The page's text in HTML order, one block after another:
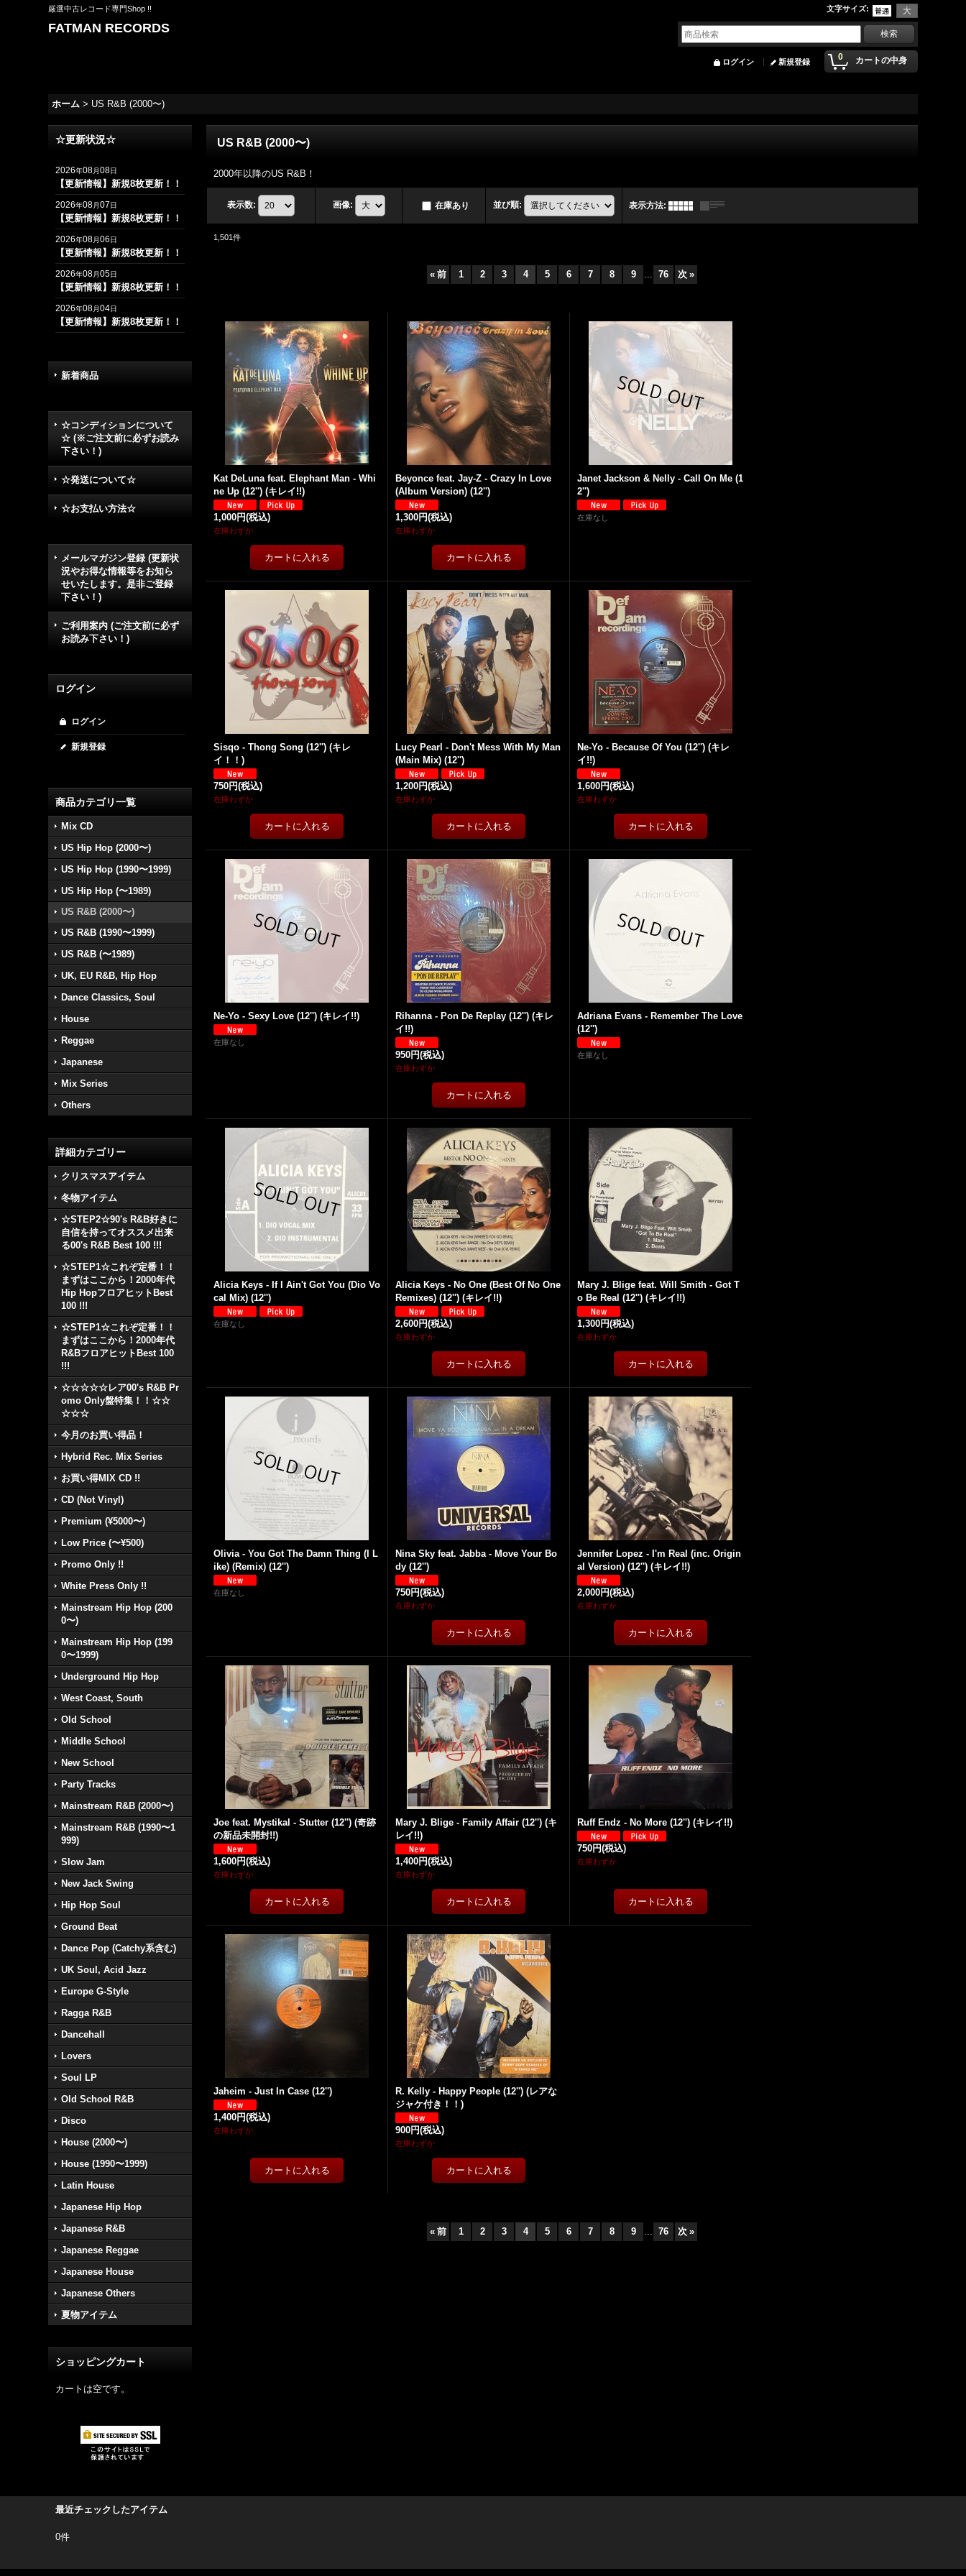
厳選中古レコード専門Shop !! 文字サイズ:
FATMAN RECORDS
0 カートの中身
ログイン 新規登録
ホーム > US R&B (2000〜)
☆更新状況☆
2026年08月08日
【更新情報】新規8枚更新！！
2026年08月07日
【更新情報】新規8枚更新！！
2026年08月06日
【更新情報】新規8枚更新！！
2026年08月05日
【更新情報】新規8枚更新！！
2026年08月04日
【更新情報】新規8枚更新！！
新着商品
☆コンディションについて
☆ (※ご注文前に必ずお読み
下さい！)
☆発送について☆
☆お支払い方法☆
メールマガジン登録 (更新状
況やお得な情報等をお知ら
せいたします。是非ご登録
下さい！)
ご利用案内 (ご注文前に必ず
お読み下さい！)
ログイン
ログイン
新規登録
商品カテゴリ一覧
Mix CD
US Hip Hop (2000〜)
US Hip Hop (1990〜1999)
US Hip Hop (〜1989)
US R&B (2000〜)
US R&B (1990〜1999)
US R&B (〜1989)
UK, EU R&B, Hip Hop
Dance Classics, Soul
House
Reggae
Japanese
Mix Series
Others
詳細カテゴリー
クリスマスアイテム
冬物アイテム
☆STEP2☆90's R&B好きに
自信を持ってオススメ出来
る00's R&B Best 100 !!!
☆STEP1☆これぞ定番！！
まずはここから！2000年代
Hip HopフロアヒットBest
100 !!!
☆STEP1☆これぞ定番！！
まずはここから！2000年代
R&BフロアヒットBest 100
!!!
☆☆☆☆☆レア00's R&B Pr
omo Only盤特集！！☆☆
☆☆☆
今月のお買い得品！
Hybrid Rec. Mix Series
お買い得MIX CD !!
CD (Not Vinyl)
Premium (¥5000〜)
Low Price (〜¥500)
Promo Only !!
White Press Only !!
Mainstream Hip Hop (200
0〜)
Mainstream Hip Hop (199
0〜1999)
Underground Hip Hop
West Coast, South
Old School
Middle School
New School
Party Tracks
Mainstream R&B (2000〜)
Mainstream R&B (1990〜1
999)
Slow Jam
New Jack Swing
Hip Hop Soul
Ground Beat
Dance Pop (Catchy系含む)
UK Soul, Acid Jazz
Europe G-Style
Ragga R&B
Dancehall
Lovers
Soul LP
Old School R&B
Disco
House (2000〜)
House (1990〜1999)
Latin House
Japanese Hip Hop
Japanese R&B
Japanese Reggae
Japanese House
Japanese Others
夏物アイテム
ショッピングカート
カートは空です。
US R&B (2000〜)
2000年以降のUS R&B！
表示数: 画像: 在庫あり 並び順: 表示方法:
1,501件
« 前 1 2 3 4 5 6 7 8 9 ... 76 次 »
Kat DeLuna feat. Elephant Man - Whi
ne Up (12'') (キレイ!!)
1,000円(税込)
在庫わずか
Beyonce feat. Jay-Z - Crazy In Love
(Album Version) (12'')
1,300円(税込)
在庫わずか
Janet Jackson & Nelly - Call On Me (1
2'')
在庫なし
Sisqo - Thong Song (12'') (キレ
イ！！)
750円(税込)
在庫わずか
Lucy Pearl - Don't Mess With My Man
(Main Mix) (12'')
1,200円(税込)
在庫わずか
Ne-Yo - Because Of You (12'') (キレ
イ!!)
1,600円(税込)
在庫わずか
Ne-Yo - Sexy Love (12'') (キレイ!!)
在庫なし
Rihanna - Pon De Replay (12'') (キレ
イ!!)
950円(税込)
在庫わずか
Adriana Evans - Remember The Love
(12'')
在庫なし
Alicia Keys - If I Ain't Got You (Dio Vo
cal Mix) (12'')
在庫なし
Alicia Keys - No One (Best Of No One
Remixes) (12'') (キレイ!!)
2,600円(税込)
在庫わずか
Mary J. Blige feat. Will Smith - Got T
o Be Real (12'') (キレイ!!)
1,300円(税込)
在庫わずか
Olivia - You Got The Damn Thing (I L
ike) (Remix) (12'')
在庫なし
Nina Sky feat. Jabba - Move Your Bo
dy (12'')
750円(税込)
在庫わずか
Jennifer Lopez - I'm Real (inc. Origin
al Version) (12'') (キレイ!!)
2,000円(税込)
在庫わずか
Joe feat. Mystikal - Stutter (12'') (奇跡
の新品未開封!!)
1,600円(税込)
在庫わずか
Mary J. Blige - Family Affair (12'') (キ
レイ!!)
1,400円(税込)
在庫わずか
Ruff Endz - No More (12'') (キレイ!!)
750円(税込)
在庫わずか
Jaheim - Just In Case (12'')
1,400円(税込)
在庫わずか
R. Kelly - Happy People (12'') (レアな
ジャケ付き！！)
900円(税込)
在庫わずか
« 前 1 2 3 4 5 6 7 8 9 ... 76 次 »
最近チェックしたアイテム
0件